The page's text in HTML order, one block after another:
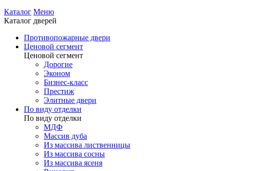
Каталог Меню
Каталог дверей
Противопожарные двери
Ценовой сегмент
Ценовой сегмент
Дорогие
Эконом
Бизнес-класс
Престиж
Элитные двери
По виду отделки
По виду отделки
МДФ
Массив дуба
Из массива лиственницы
Из массива сосны
Из массива ясеня